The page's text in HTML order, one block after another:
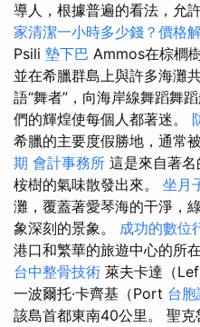
導人，根據普遍的看法，允
家清潔一小時多少錢？價格
Psili 墊下巴 Ammos在棕櫚
並在希臘群島上與許多海灘
語“舞者”，向海岸線舞蹈舞
們的輝煌使每個人都著迷。
希臘的主要度假勝地，通常
期 會計事務所 這是來自著
桉樹的氣味散發出來。 坐月
灘，覆蓋著愛琴海的干淨，
象深刻的景象。 成功的數位
港口和繁華的旅遊中心的所
台中整骨技術 萊夫卡達（
一波爾托·卡齊基（Port 台胞
該島首都東南40公里。 聖